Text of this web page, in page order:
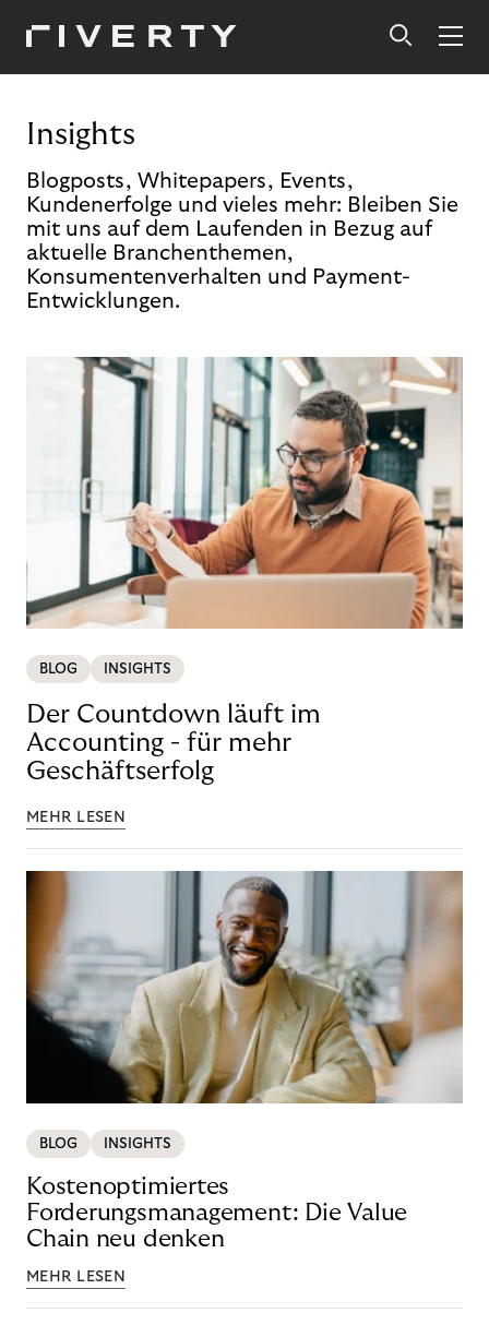
Insights
Blogposts, Whitepapers, Events,
Kundenerfolge und vieles mehr: Bleiben Sie
mit uns auf dem Laufenden in Bezug auf
aktuelle Branchenthemen,
Konsumentenverhalten und Payment-
Entwicklungen.
BLOG INSIGHTS
Der Countdown läuft im
Accounting - für mehr
Geschäftserfolg
MEHR LESEN
BLOG INSIGHTS
Kostenoptimiertes
Forderungsmanagement: Die Value
Chain neu denken
MEHR LESEN